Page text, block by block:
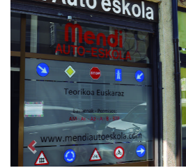
Previous